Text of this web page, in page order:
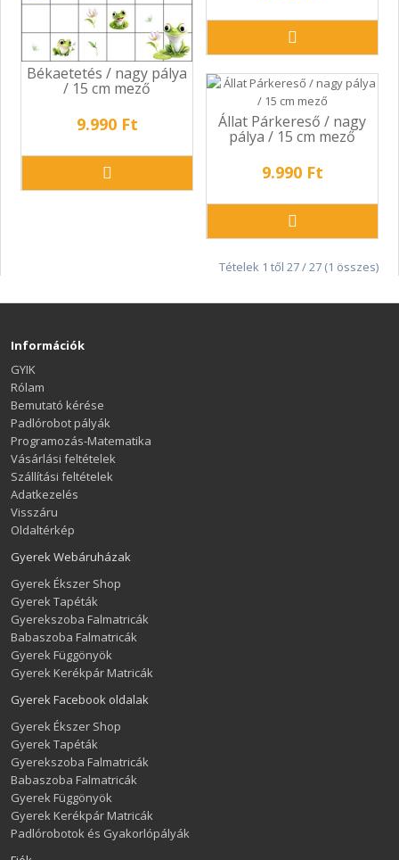
Békaetetés / nagy pálya
/ 15 cm mező
9.990 Ft Állat Párkereső / nagy
pálya / 15 cm mező
9.990 Ft
Tételek 1 től 27 / 27 (1 összes)
Információk
GYIK
Rólam
Bemutató kérése
Padlórobot pályák
Programozás-Matematika
Vásárlási feltételek
Szállítási feltételek
Adatkezelés
Visszáru
Oldaltérkép
Gyerek Webáruházak
Gyerek Ékszer Shop
Gyerek Tapéták
Gyerekszoba Falmatricák
Babaszoba Falmatricák
Gyerek Függönyök
Gyerek Kerékpár Matricák
Gyerek Facebook oldalak
Gyerek Ékszer Shop
Gyerek Tapéták
Gyerekszoba Falmatricák
Babaszoba Falmatricák
Gyerek Függönyök
Gyerek Kerékpár Matricák
Padlórobotok és Gyakorlópályák